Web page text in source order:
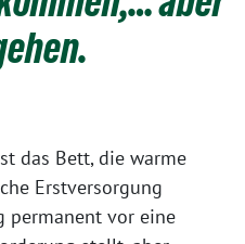
das Bett, die warme
Erstversorgung
permanent vor eine